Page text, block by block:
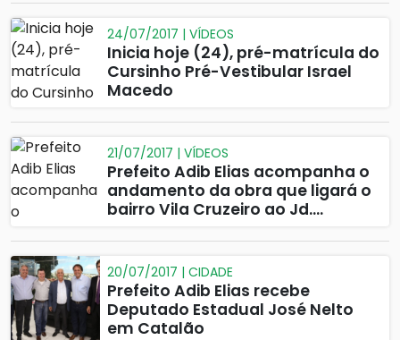
24/07/2017 | VÍDEOS
Inicia hoje (24), pré-matrícula do
Cursinho Pré-Vestibular Israel
Macedo
21/07/2017 | VÍDEOS
Prefeito Adib Elias acompanha o
andamento da obra que ligará o
bairro Vila Cruzeiro ao Jd.
20/07/2017 | CIDADE
Prefeito Adib Elias recebe
Deputado Estadual José Nelto
em Catalão